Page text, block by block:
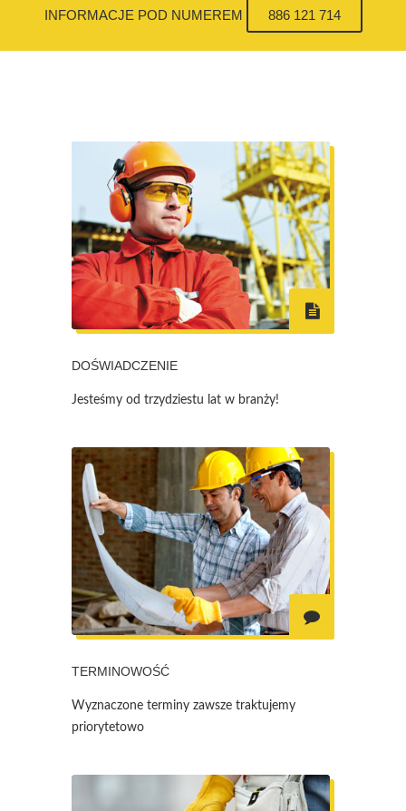
INFORMACJE POD NUMEREM 886 121 714
DOŚWIADCZENIE
Jesteśmy od trzydziestu lat w branży!
TERMINOWOŚĆ
Wyznaczone terminy zawsze traktujemy
priorytetowo